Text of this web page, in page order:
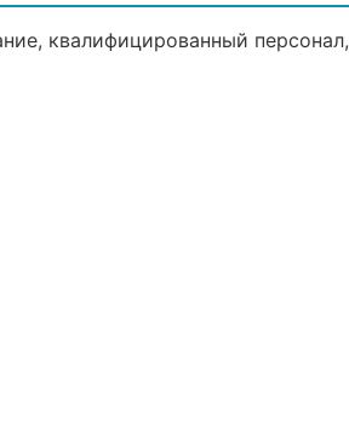
квалифицированный персонал,